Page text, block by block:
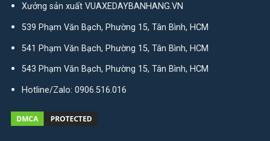
Xưởng sản xuất VUAXEDAYBANHANG.VN
539 Phạm Văn Bạch, Phường 15, Tân Bình, HCM
541 Phạm Văn Bạch, Phường 15, Tân Bình, HCM
543 Phạm Văn Bạch, Phường 15, Tân Bình, HCM
Hotline/Zalo: 0906.516.016